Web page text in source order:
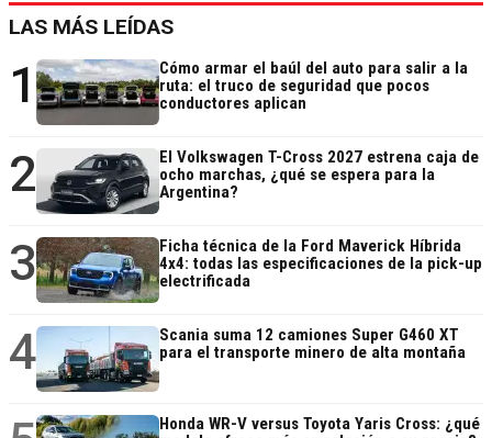
LAS MÁS LEÍDAS
1
Cómo armar el baúl del auto para salir a la
ruta: el truco de seguridad que pocos
conductores aplican
2
El Volkswagen T-Cross 2027 estrena caja de
ocho marchas, ¿qué se espera para la
Argentina?
3
Ficha técnica de la Ford Maverick Híbrida
4x4: todas las especificaciones de la pick-up
electrificada
4
Scania suma 12 camiones Super G460 XT
para el transporte minero de alta montaña
Honda WR-V versus Toyota Yaris Cross: ¿qué